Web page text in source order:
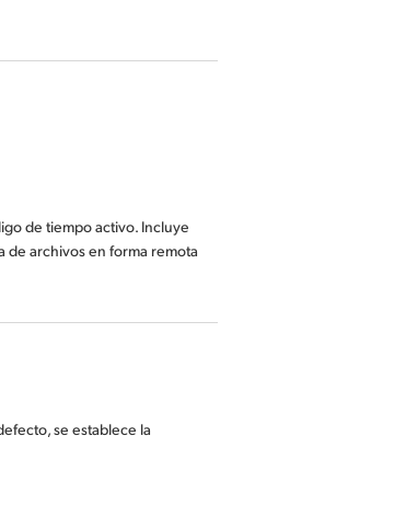
de tiempo activo. Incluye
de archivos en forma remota
se establece la